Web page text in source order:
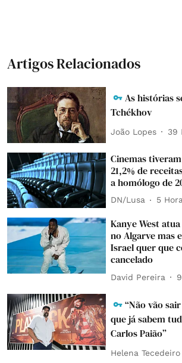
Artigos Relacionados
As histórias
Tchékhov
João Lopes 39
Cinemas
21,2% de
a homólogo de
DN/Lusa 5
Kanye West
no Algarve mas
Israel quer que
cancelado
David Pereira
“Não vão
que já sabem
Carlos Paião”
Helena Tecedeiro